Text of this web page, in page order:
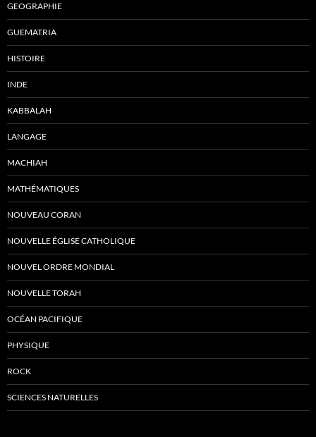
GEOGRAPHIE
GUEMATRIA
HISTOIRE
INDE
KABBALAH
LANGAGE
MACHIAH
MATHÉMATIQUES
NOUVEAU CORAN
NOUVELLE ÉGLISE CATHOLIQUE
NOUVEL ORDRE MONDIAL
NOUVELLE TORAH
OCÉAN PACIFIQUE
PHYSIQUE
ROCK
SCIENCES NATURELLES